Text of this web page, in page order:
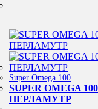
Super Omega 100
SUPER OMEGA
ПЕРЛАМУТР